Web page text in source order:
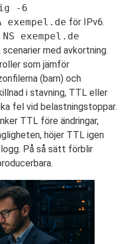
-6
exempel.de för IPv6.
exempel.de
med avkortning.
som jämför
(barn) och
i stavning, TTL eller
fel vid belastningstoppar.
TTL före ändringar,
höjer TTL igen
På så sätt förblir